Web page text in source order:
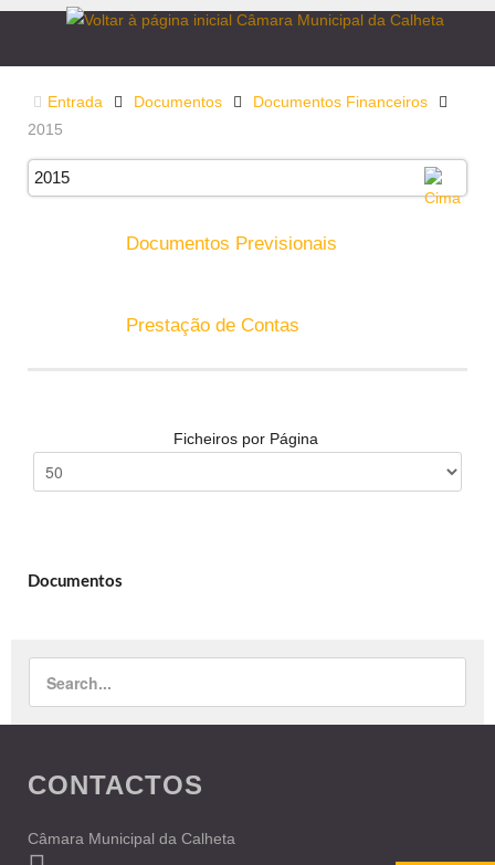
Entrada Documentos
Documentos Financeiros
2015
2015
Documentos Previsionais
Prestação de Contas
Ficheiros por Página
Documentos
CONTACTOS
Câmara Municipal da Calheta